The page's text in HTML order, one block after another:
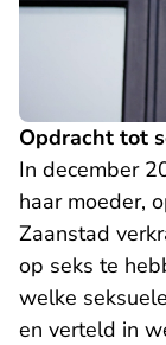
Opdracht tot
In december
haar moeder,
Zaanstad
op seks te
welke
en verteld in